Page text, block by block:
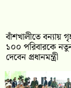
বাঁশখালীতে বন্যায়
১০০ পরিবারকে
দেবেন প্রধানমন্ত্রী